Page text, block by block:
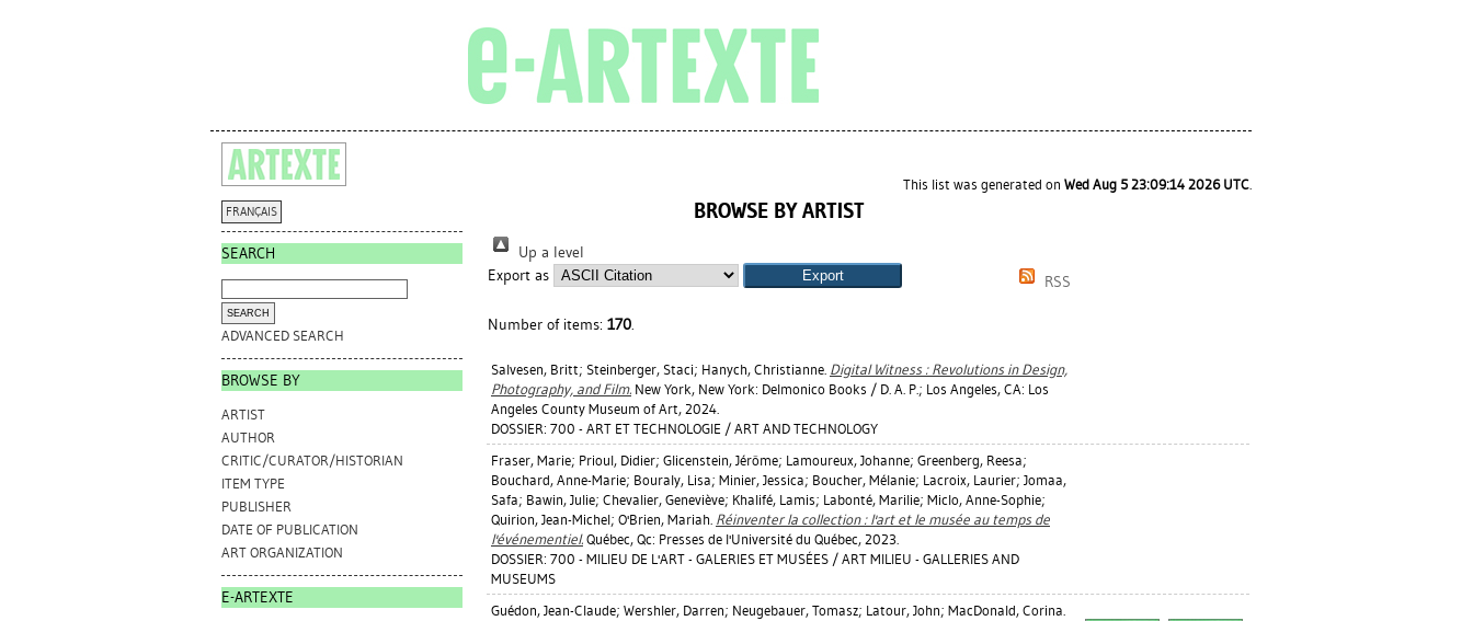
FRANÇAIS
SEARCH
ADVANCED SEARCH
BROWSE BY
ARTIST
AUTHOR
CRITIC/CURATOR/HISTORIAN
ITEM TYPE
PUBLISHER
DATE OF PUBLICATION
ART ORGANIZATION
E-ARTEXTE
This list was generated on Wed Aug 5 23:09:14 2026 UTC.
BROWSE BY ARTIST
Up a level
Export as
RSS
Number of items: 170.
Salvesen, Britt; Steinberger, Staci; Hanych, Christianne. Digital Witness : Revolutions in Design,
Photography, and Film. New York, New York: Delmonico Books / D. A. P.; Los Angeles, CA: Los
Angeles County Museum of Art, 2024.
DOSSIER: 700 - ART ET TECHNOLOGIE / ART AND TECHNOLOGY
Fraser, Marie; Prioul, Didier; Glicenstein, Jérôme; Lamoureux, Johanne; Greenberg, Reesa;
Bouchard, Anne-Marie; Bouraly, Lisa; Minier, Jessica; Boucher, Mélanie; Lacroix, Laurier; Jomaa,
Safa; Bawin, Julie; Chevalier, Geneviève; Khalifé, Lamis; Labonté, Marilie; Miclo, Anne-Sophie;
Quirion, Jean-Michel; O'Brien, Mariah. Réinventer la collection : l'art et le musée au temps de
l'événementiel. Québec, Qc: Presses de l'Université du Québec, 2023.
DOSSIER: 700 - MILIEU DE L'ART - GALERIES ET MUSÉES / ART MILIEU - GALLERIES AND
MUSEUMS
Guédon, Jean-Claude; Wershler, Darren; Neugebauer, Tomasz; Latour, John; MacDonald, Corina.